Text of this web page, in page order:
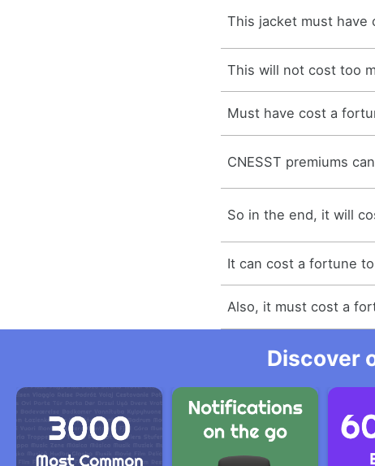
This jacket must have
This will not cost too
Must have cost a
CNESST premiums
So in the end, it will
It can cost a fortune
Also, it must cost a
Discover